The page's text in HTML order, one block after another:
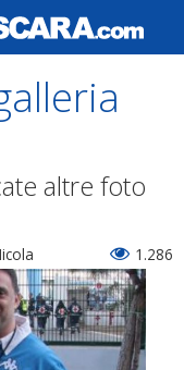
altre foto
1.286